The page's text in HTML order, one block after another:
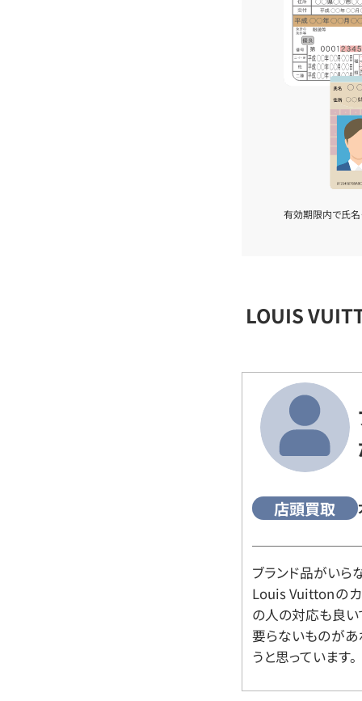
有効期限内で氏名
LOUIS
店頭買取
ブランド品がいら
Louis Vuittonの
の人の対応も良い
要らないものがあ
うと思っています。